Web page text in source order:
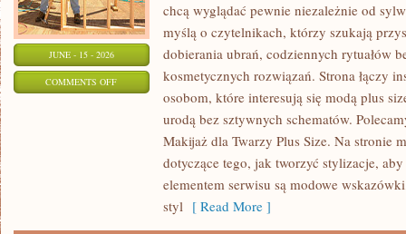
JUNE - 15 - 2026
COMMENTS OFFON
chcą wyglądać pewnie niezależnie od
myślą o czytelnikach, którzy szukają
dobierania ubrań, codziennych rytuałów
kosmetycznych rozwiązań. Strona łączy
osobom, które interesują się modą plus
urodą bez sztywnych schematów.
Makijaż dla Twarzy Plus Size. Na stronie
dotyczące tego, jak tworzyć stylizacje,
elementem serwisu są modowe
styl [ Read More ]